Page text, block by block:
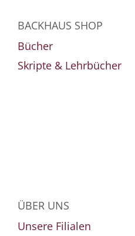
BACKHAUS SHOP
Bücher
Skripte & Lehrbücher
ÜBER UNS
Unsere Filialen